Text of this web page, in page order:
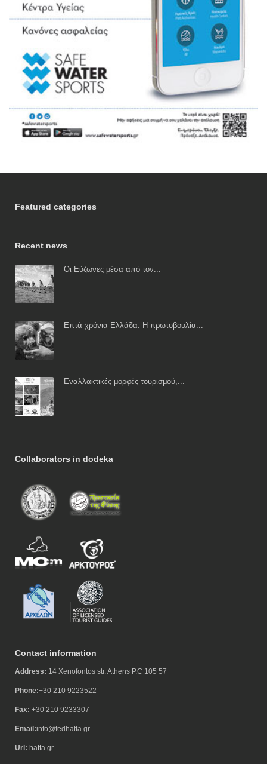
Featured categories
Recent news
Οι Εύζωνες μέσα από τον...
Επτά χρόνια Ελλάδα. Η πρωτοβουλία...
Εναλλακτικές μορφές τουρισμού,...
Collaborators in dodeka
Contact information
Address: 14 Xenofontos str. Athens P.C 105 57
Phone:+30 210 9223522
Fax: +30 210 9233307
Email:info@fedhatta.gr
Url: hatta.gr